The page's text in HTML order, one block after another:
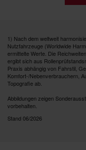
1) Nach dem weltweit
Nutzfahrzeuge (Worldwide
ermittelte Werte. Die
ergibt sich aus
Praxis abhängig von Fahrstil,
Komfort-/Nebenverbrauchern,
Topografie ab.
Abbildungen zeigen
vorbehalten.
Stand 06/2026